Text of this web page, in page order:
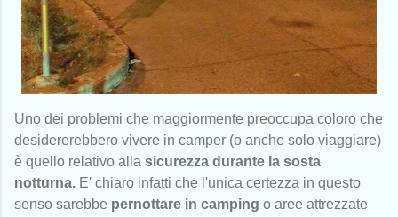
Uno dei problemi che maggiormente preoccupa coloro che
desidererebbero vivere in camper (o anche solo viaggiare)
è quello relativo alla sicurezza durante la sosta
notturna. E' chiaro infatti che l'unica certezza in questo
senso sarebbe pernottare in camping o aree attrezzate